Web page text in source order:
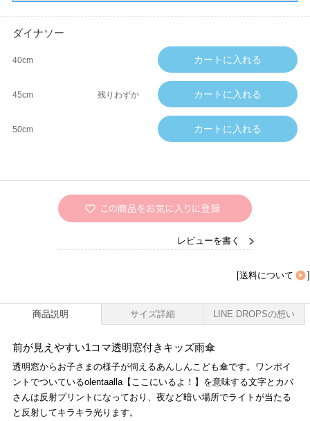
ダイナソー
40cm
45cm 残りわずか
50cm
レビューを書く
[送料について ]
商品説明 サイズ詳細 LINE DROPSの想い
前が見えやすい1コマ透明窓付きキッズ雨傘
透明窓からお子さまの様子が伺えるあんしんこども傘です。ワンポイ
ントでついているolentaalla【ここにいるよ！】を意味する文字とカバ
さんは反射プリントになっており、夜など暗い場所でライトが当たる
と反射してキラキラ光ります。